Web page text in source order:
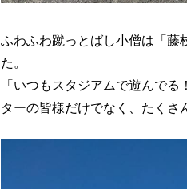
ふわふわ蹴っとばし小僧は「藤
た。
「いつもスタジアムで遊んで
ターの皆様だけでなく、たくさ